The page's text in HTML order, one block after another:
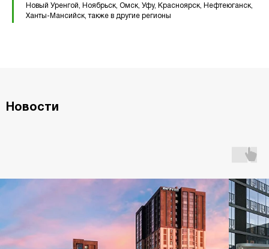
Новый Уренгой, Ноябрьск, Омск, Уфу, Красноярск, Нефтеюганск,
Ханты-Мансийск, также в другие регионы
Новости